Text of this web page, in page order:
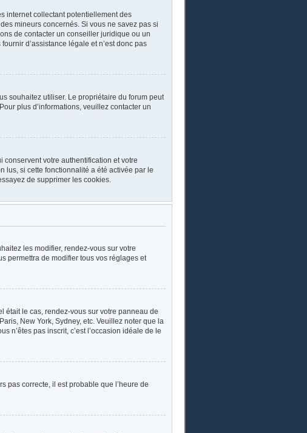
internet collectant potentiellement des
mineurs concernés. Si vous ne savez pas si
de contacter un conseiller juridique ou un
d’assistance légale et n’est donc pas
souhaitez utiliser. Le propriétaire du forum peut
plus d’informations, veuillez contacter un
conservent votre authentification et votre
lus, si cette fonctionnalité a été activée par le
de supprimer les cookies.
les modifier, rendez-vous sur votre
permettra de modifier tous vos réglages et
était le cas, rendez-vous sur votre panneau de
New York, Sydney, etc. Veuillez noter que la
n’êtes pas inscrit, c’est l’occasion idéale de le
pas correcte, il est probable que l’heure de